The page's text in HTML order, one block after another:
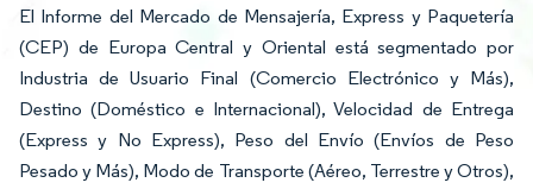
El Informe del Mercado de Mensajería, Express y Paquetería
(CEP) de Europa Central y Oriental está segmentado por
Industria de Usuario Final (Comercio Electrónico y Más),
Destino (Doméstico e Internacional), Velocidad de Entrega
(Express y No Express), Peso del Envío (Envíos de Peso
Pesado y Más), Modo de Transporte (Aéreo, Terrestre y Otros),